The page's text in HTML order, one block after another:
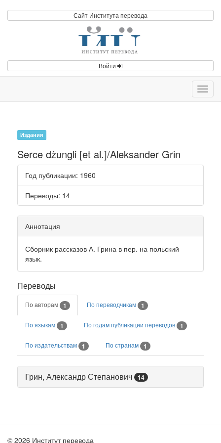
Сайт Института перевода
Войти
Издания
Serce dżungli [et al.]/Aleksander Grin
Год публикации: 1960
Переводы: 14
Аннотация
Сборник рассказов А. Грина в пер. на польский
язык.
Переводы
По авторам 1 По переводчикам 1
По языкам 1 По годам публикации переводов 1
По издательствам 1 По странам 1
Грин, Александр Степанович 14
© 2026 Институт перевода